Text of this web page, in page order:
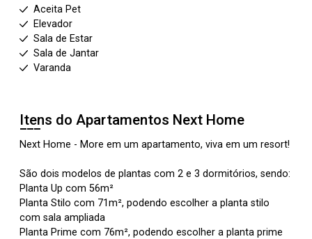
Aceita Pet
Elevador
Sala de Estar
Sala de Jantar
Varanda
Itens do Apartamentos Next Home
Next Home - More em um apartamento, viva em um resort!
São dois modelos de plantas com 2 e 3 dormitórios, sendo:
Planta Up com 56m²
Planta Stilo com 71m², podendo escolher a planta stilo
com sala ampliada
Planta Prime com 76m², podendo escolher a planta prime